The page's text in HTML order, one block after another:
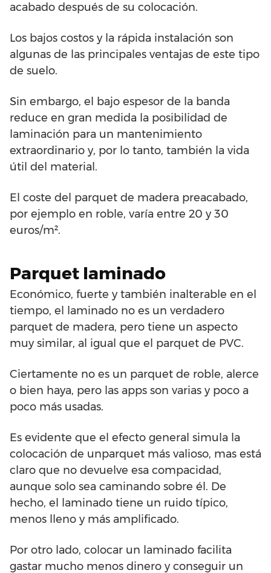
acabado después de su colocación.
Los bajos costos y la rápida instalación son
algunas de las principales ventajas de este tipo
de suelo.
Sin embargo, el bajo espesor de la banda
reduce en gran medida la posibilidad de
laminación para un mantenimiento
extraordinario y, por lo tanto, también la vida
útil del material.
El coste del parquet de madera preacabado,
por ejemplo en roble, varía entre 20 y 30
euros/m².
Parquet laminado
Económico, fuerte y también inalterable en el
tiempo, el laminado no es un verdadero
parquet de madera, pero tiene un aspecto
muy similar, al igual que el parquet de PVC.
Ciertamente no es un parquet de roble, alerce
o bien haya, pero las apps son varias y poco a
poco más usadas.
Es evidente que el efecto general simula la
colocación de unparquet más valioso, mas está
claro que no devuelve esa compacidad,
aunque solo sea caminando sobre él. De
hecho, el laminado tiene un ruido típico,
menos lleno y más amplificado.
Por otro lado, colocar un laminado facilita
gastar mucho menos dinero y conseguir un